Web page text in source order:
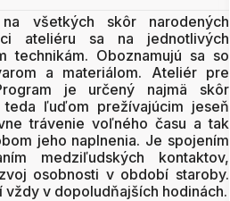
všetkých skôr narodených
ateliéru sa na jednotlivých
technikám. Oboznamujú sa so
a materiálom. Ateliér pre
je určený najmä skôr
teda ľuďom prežívajúcim jeseň
trávenie voľného času a tak
jeho naplnenia. Je spojením
medziľudských kontaktov,
osobnosti v období staroby.
v dopoludňajších hodinách.